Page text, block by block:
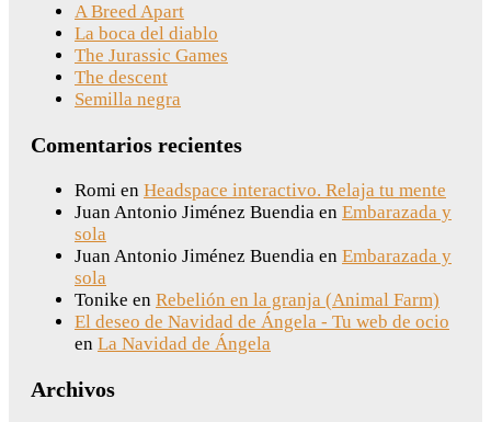
A Breed Apart
La boca del diablo
The Jurassic Games
The descent
Semilla negra
Comentarios recientes
Romi en Headspace interactivo. Relaja tu mente
Juan Antonio Jiménez Buendia en Embarazada y
sola
Juan Antonio Jiménez Buendia en Embarazada y
sola
Tonike en Rebelión en la granja (Animal Farm)
El deseo de Navidad de Ángela - Tu web de ocio
en La Navidad de Ángela
Archivos